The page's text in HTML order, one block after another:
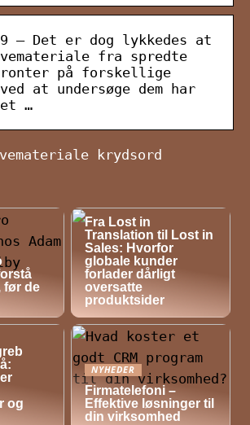
— Det er dog lykkedes at
fra spredte
på forskellige
at undersøge dem har
…
krydsord
før de
Fra Lost in
Translation til Lost in
Sales: Hvorfor
globale kunder
forlader dårligt
oversatte
produktsider
og
NYHEDER
Firmatelefoni –
Effektive løsninger til
din virksomhed